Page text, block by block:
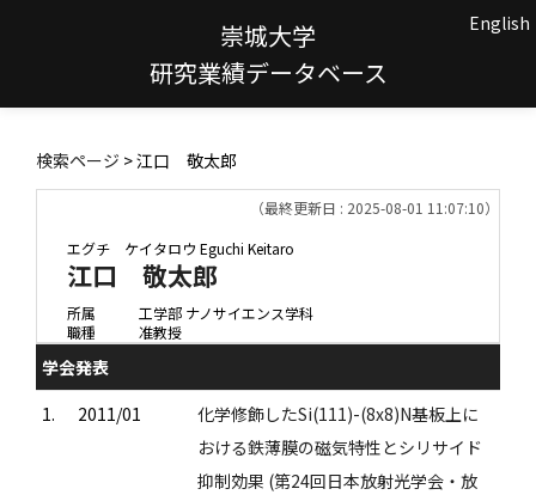
崇城大学
研究業績データベース
English
検索ページ > 江口 敬太郎
（最終更新日 : 2025-08-01 11:07:10）
エグチ ケイタロウ Eguchi Keitaro
江口 敬太郎
所属
工学部 ナノサイエンス学科
職種
准教授
学会発表
1.
2011/01
化学修飾したSi(111)-(8x8)N基板上に
おける鉄薄膜の磁気特性とシリサイド
抑制効果 (第24回日本放射光学会・放